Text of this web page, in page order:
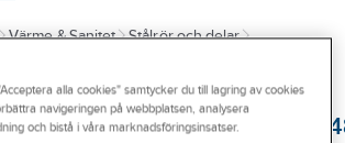
Värme & Sanitet
Stålrör och delar
Gavlar ISO, SMS
alla cookies" samtycker du till lagring av cookies
navigeringen på webbplatsen, analysera
och bistå i våra marknadsföringsinsatser.